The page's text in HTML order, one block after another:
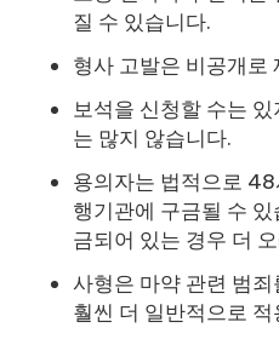
질 수 있습니다.
형사 고발은 비공개로
보석을 신청할 수는
는 많지 않습니다.
용의자는 법적으로
행기관에 구금될 수
금되어 있는 경우 더
사형은 마약 관련 범
훨씬 더 일반적으로 적